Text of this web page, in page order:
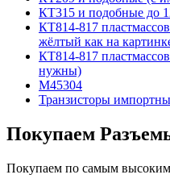
КТ315 и подобные до
КТ814-817
жёлтый как на
КТ814-817
нужны)
М45304
Транзисторы
Покупаем
Покупаем по самым